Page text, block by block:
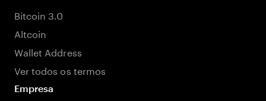
Bitcoin 3.0
Altcoin
Wallet Address
Ver todos os termos
Empresa